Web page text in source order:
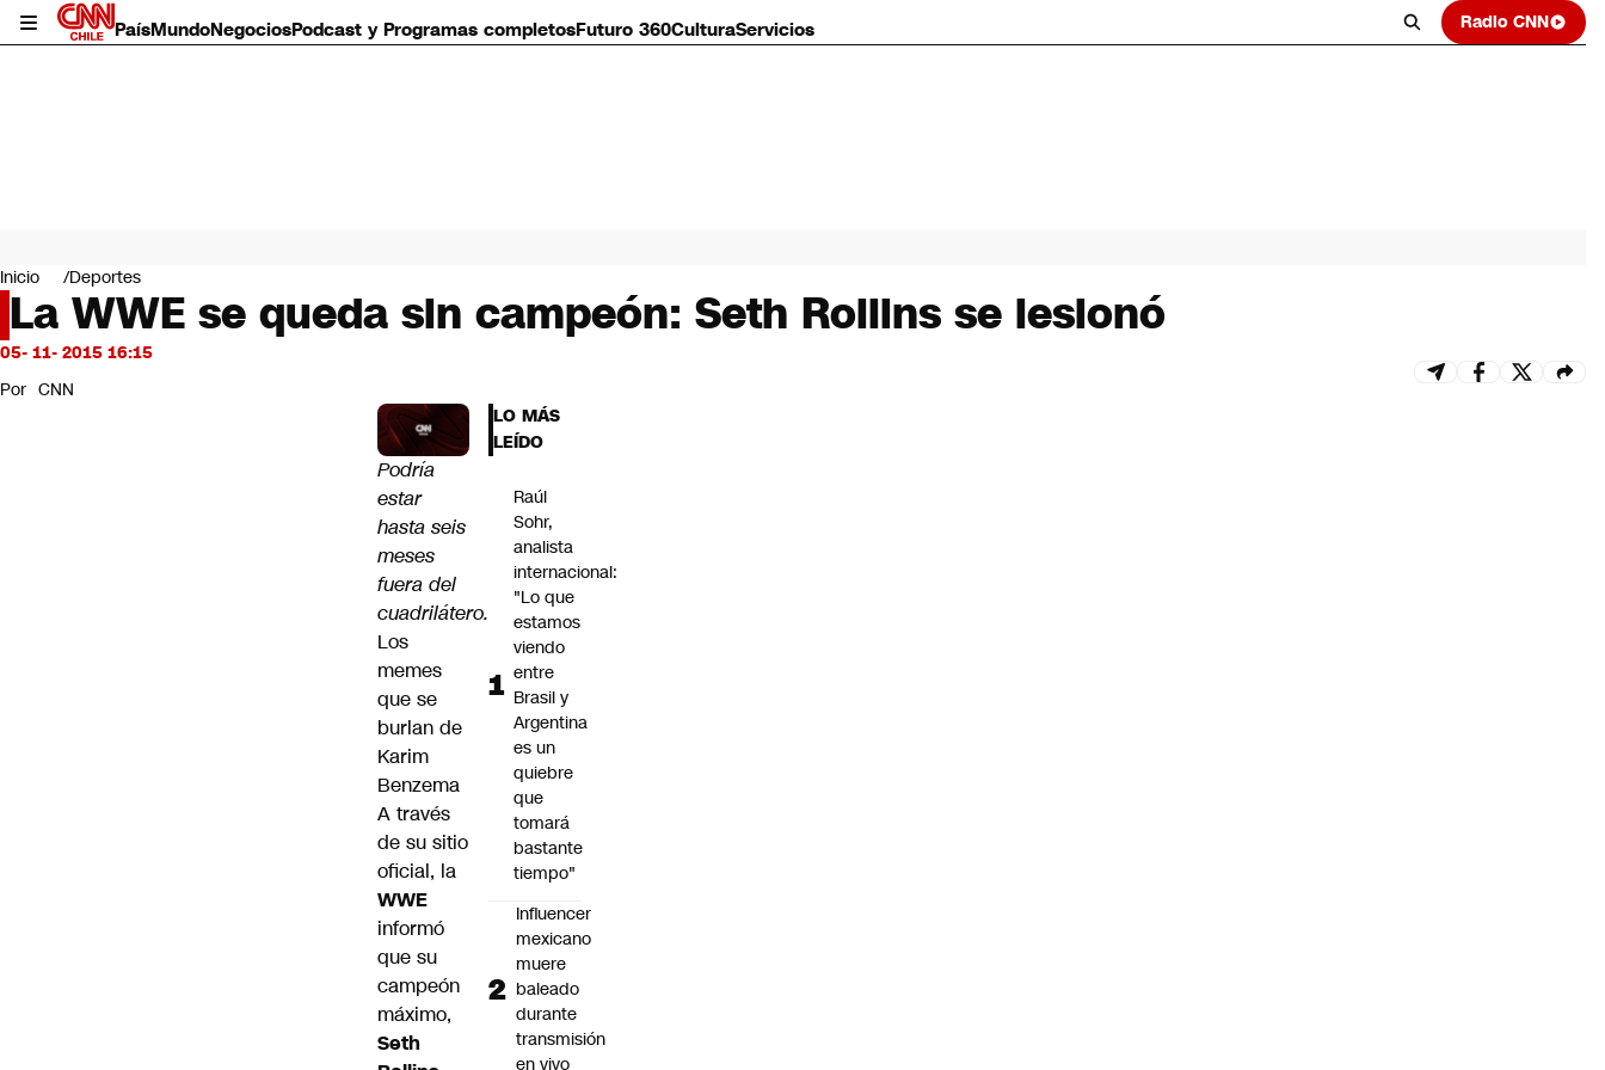
PaísMundoNegociosPodcast y Programas completosFuturo 360CulturaServicios Radio CNN
Mundo
Negocios
Deportes
Programas completos
Servicios
Inicio Deportes
La WWE se queda sin campeón: Seth Rollins se lesionó
05- 11- 2015 16:15
Por CNN
Podría
estar
hasta seis
meses
fuera del
cuadrilátero.
Los
memes
que se
burlan de
Karim
Benzema
A través
de su sitio
oficial, la
WWE
informó
que su
campeón
máximo,
Seth
LO MÁS
LEÍDO
Raúl
Sohr,
analista
internacional:
"Lo que
estamos
viendo
entre
Brasil y
Argentina
es un
quiebre
que
tomará
bastante
tiempo"
Influencer
mexicano
muere
baleado
durante
transmisión
en vivo